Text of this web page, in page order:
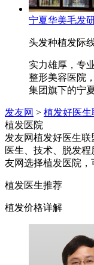
宁夏华美毛发
头发种植发际
实力雄厚，专
整形美容医院
集团旗下的宁
发友网 > 植发好医生
植发医院
发友网植发好医生
医生、技术、脱发
友网选择植发医院，
植发医生推荐
植发价格详解